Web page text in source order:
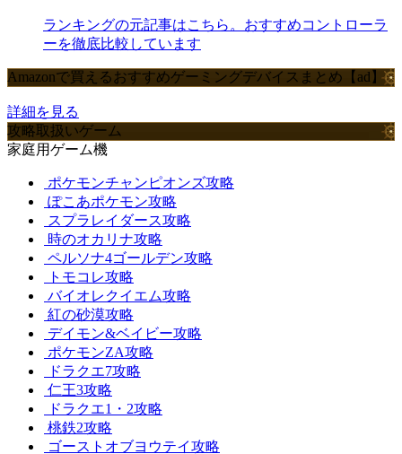
ランキングの元記事はこちら。おすすめコントローラ
ーを徹底比較しています
Amazonで買えるおすすめゲーミングデバイスまとめ【ad】
詳細を見る
攻略取扱いゲーム
家庭用ゲーム機
ポケモンチャンピオンズ攻略
ぽこあポケモン攻略
スプラレイダース攻略
時のオカリナ攻略
ペルソナ4ゴールデン攻略
トモコレ攻略
バイオレクイエム攻略
紅の砂漠攻略
デイモン&ベイビー攻略
ポケモンZA攻略
ドラクエ7攻略
仁王3攻略
ドラクエ1・2攻略
桃鉄2攻略
ゴーストオブヨウテイ攻略